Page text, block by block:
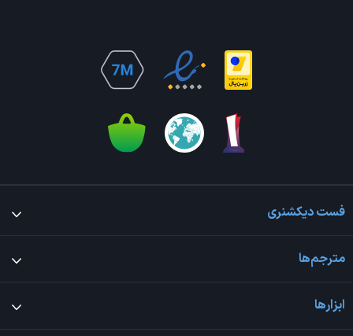
فست دیکشنری
مترجم‌ها
ابزارها